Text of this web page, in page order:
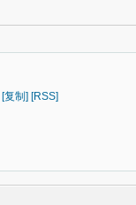
[复制] [RSS]